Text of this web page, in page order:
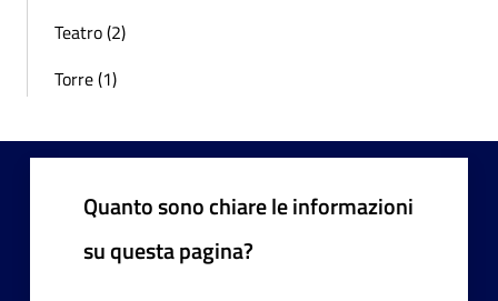
Teatro (2)
Torre (1)
Quanto sono chiare le informazioni
su questa pagina?